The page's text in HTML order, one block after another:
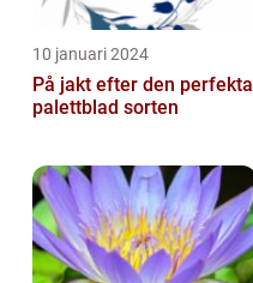
10 januari 2024
På jakt efter den perfekta
palettblad sorten